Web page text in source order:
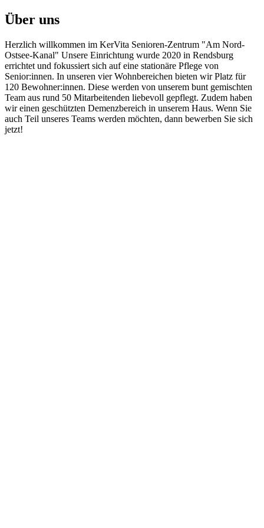
Über uns
Herzlich willkommen im KerVita Senioren-Zentrum "Am Nord-
Ostsee-Kanal" Unsere Einrichtung wurde 2020 in Rendsburg
errichtet und fokussiert sich auf eine stationäre Pflege von
Senior:innen. In unseren vier Wohnbereichen bieten wir Platz für
120 Bewohner:innen. Diese werden von unserem bunt gemischten
Team aus rund 50 Mitarbeitenden liebevoll gepflegt. Zudem haben
wir einen geschützten Demenzbereich in unserem Haus. Wenn Sie
auch Teil unseres Teams werden möchten, dann bewerben Sie sich
jetzt!